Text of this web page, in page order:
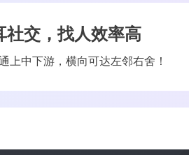
社交，找人效率高
上中下游，横向可达左邻右舍！